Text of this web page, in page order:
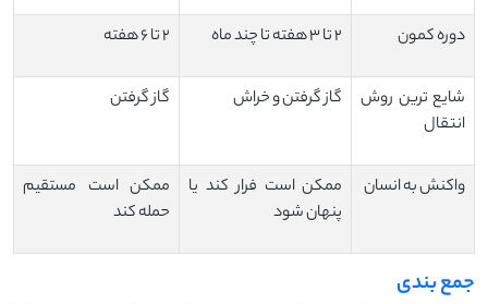
دوره کمون ۲ تا ۳ هفته تا چند ماه ۲ تا ۶ هفته
شایع ترین روش
انتقال
گاز گرفتن و خراش گاز گرفتن
واکنش به انسان
ممکن است فرار کند یا
پنهان شود
ممکن است مستقیم
حمله کند
جمع بندی